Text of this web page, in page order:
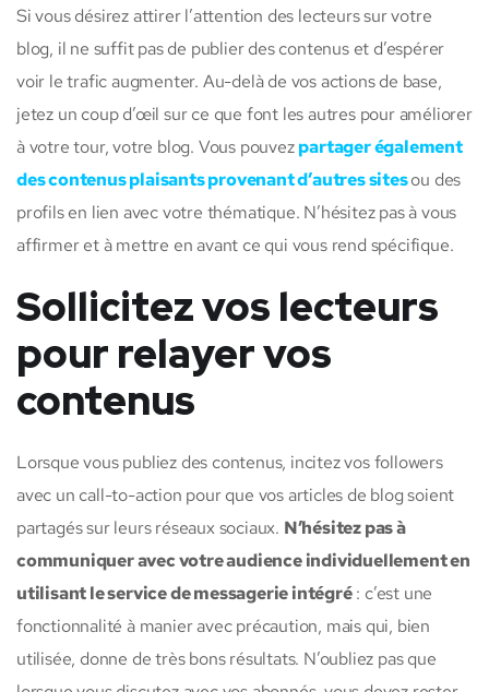
Si vous désirez attirer l’attention des lecteurs sur votre
blog, il ne suffit pas de publier des contenus et d’espérer
voir le trafic augmenter. Au-delà de vos actions de base,
jetez un coup d’œil sur ce que font les autres pour améliorer
à votre tour, votre blog. Vous pouvezpartager également
des contenus plaisants provenant d’autres sitesou des
profils en lien avec votre thématique. N’hésitez pas à vous
affirmer et à mettre en avant ce qui vous rend spécifique.
Sollicitez vos lecteurs
pour relayer vos
contenus
Lorsque vous publiez des contenus, incitez vos followers
avec un call-to-action pour que vos articles de blog soient
partagés sur leurs réseaux sociaux. N’hésitez pas à
communiquer avec votre audience individuellement en
utilisant le service de messagerie intégré: c’est une
fonctionnalité à manier avec précaution, mais qui, bien
utilisée, donne de très bons résultats. N’oubliez pas que